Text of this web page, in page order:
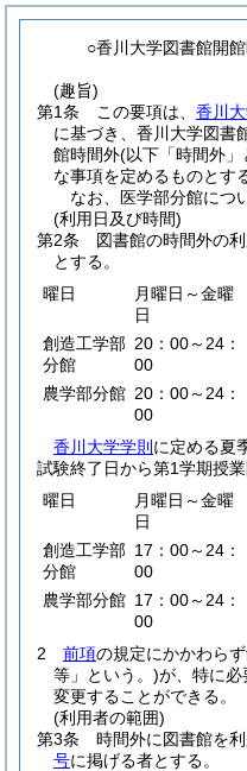
○香川大学図書館開
(趣旨)
第1条
この要項は、 香川
に基づき、香川大学図書
館時間外(以下「時間外」
な事項を定めるものとす
なお、医学部分館につ
(利用日及び時間)
第2条
図書館の時間外の
とする。
曜日
月曜日～金曜
日
創造工学部
分館
20：00～24：
00
農学部分館 20：00～24：
00
香川大学学則 に定める夏
試験終了日から第1学期授
曜日
月曜日～金曜
日
創造工学部
分館
17：00～24：
00
農学部分館 17：00～24：
00
2 前項の規定にかかわら
等」という。)が、特に必
変更することができる。
(利用者の範囲)
第3条
時間外に図書館を
号に掲げる者とする。